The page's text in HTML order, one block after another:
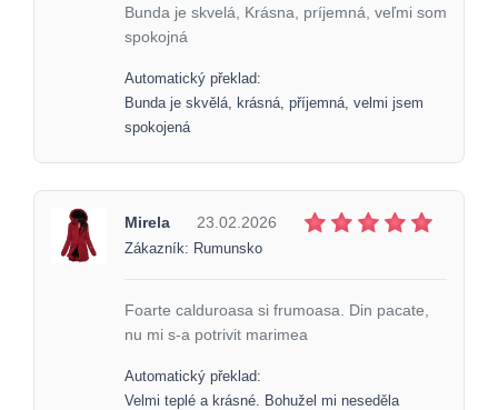
Bunda je skvelá, Krásna, príjemná, veľmi som
spokojná
Automatický překlad:
Bunda je skvělá, krásná, příjemná, velmi jsem
spokojená
Mirela 23.02.2026
Zákazník: Rumunsko
Foarte calduroasa si frumoasa. Din pacate,
nu mi s-a potrivit marimea
Automatický překlad:
Velmi teplé a krásné. Bohužel mi neseděla